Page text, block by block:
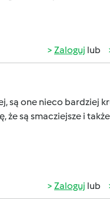
Zaloguj lub
są one nieco bardziej
że są smacziejsze i
Zaloguj lub